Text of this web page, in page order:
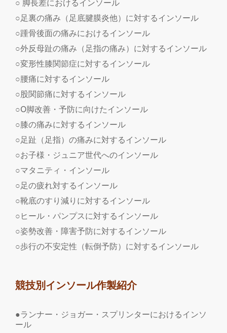
○ 脚長差におけるインソール
○足裏の痛み（足底腱膜炎他）に対するインソール
○踵骨後面の痛みにおけるインソール
○外反母趾の痛み（足指の痛み）に対するインソール
○変形性膝関節症に対するインソール
○腰痛に対するインソール
○股関節痛に対するインソール
○O脚改善・予防に向けたインソール
○膝の痛みに対するインソール
○足趾（足指）の痛みに対するインソール
○お子様・ジュニア世代へのインソール
○マタニティ・インソール
○足の疲れ対するインソール
○靴底のすり減りに対するインソール
○ヒール・パンプスに対するインソール
○姿勢改善・障害予防に対するインソール
○歩行の不安定性（転倒予防）に対するインソール
競技別インソール作製紹介
●ランナー・ジョガー・スプリンターにおけるインソ
ール